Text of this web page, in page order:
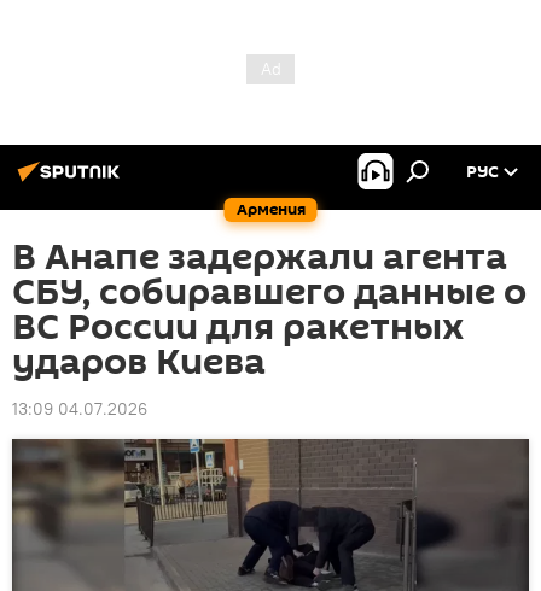
Армения
РУС
В Анапе задержали агента
СБУ, собиравшего данные о
ВС России для ракетных
ударов Киева
13:09 04.07.2026